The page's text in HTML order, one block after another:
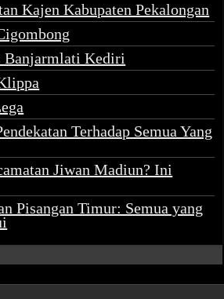
Kajen Kabupaten Pekalongan
Banjarmlati Kediri
Terhadap Semua Yang
Jiwan Madiun? Ini
Pisangan Timur: Semua yang